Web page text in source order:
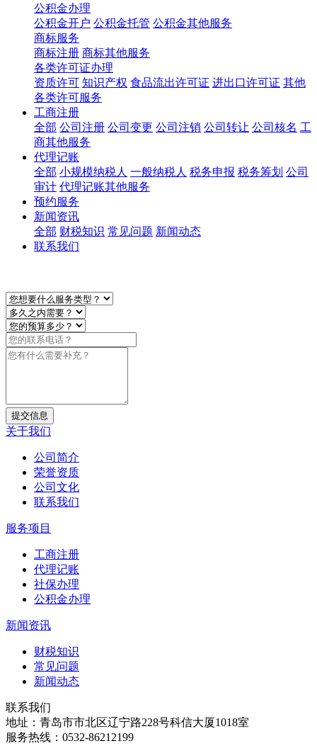
公积金办理
公积金开户 公积金托管 公积金其他服务
商标服务
商标注册 商标其他服务
各类许可证办理
资质许可 知识产权 食品流出许可证 进出口许可证 其他
各类许可服务
工商注册
全部 公司注册 公司变更 公司注销 公司转让 公司核名 工
商其他服务
代理记账
全部 小规模纳税人 一般纳税人 税务申报 税务筹划 公司
审计 代理记账其他服务
预约服务
新闻资讯
全部 财税知识 常见问题 新闻动态
联系我们
提交信息
关于我们
公司简介
荣誉资质
公司文化
联系我们
服务项目
工商注册
代理记账
社保办理
公积金办理
新闻资讯
财税知识
常见问题
新闻动态
联系我们
地址：青岛市市北区辽宁路228号科信大厦1018室
服务热线：0532-86212199